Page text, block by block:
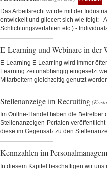
Das Arbeitsrecht wurde mit der
entwickelt und gliedert sich wie folgt: -
Schlichtungsverfahren etc.) -
E-Learning und Webinare in der
E-Learning E-Learning wird immer
Learning zeitunabhängig eingesetzt
Mitarbeitern gleichzeitig genutzt
Stellenanzeige im Recruiting
Im Online-Handel haben die Betreiber
Stellenanzeigen-Portalen
diese im Gegensatz zu den
Kennzahlen im
In diesem Kapitel beschäftigen wir